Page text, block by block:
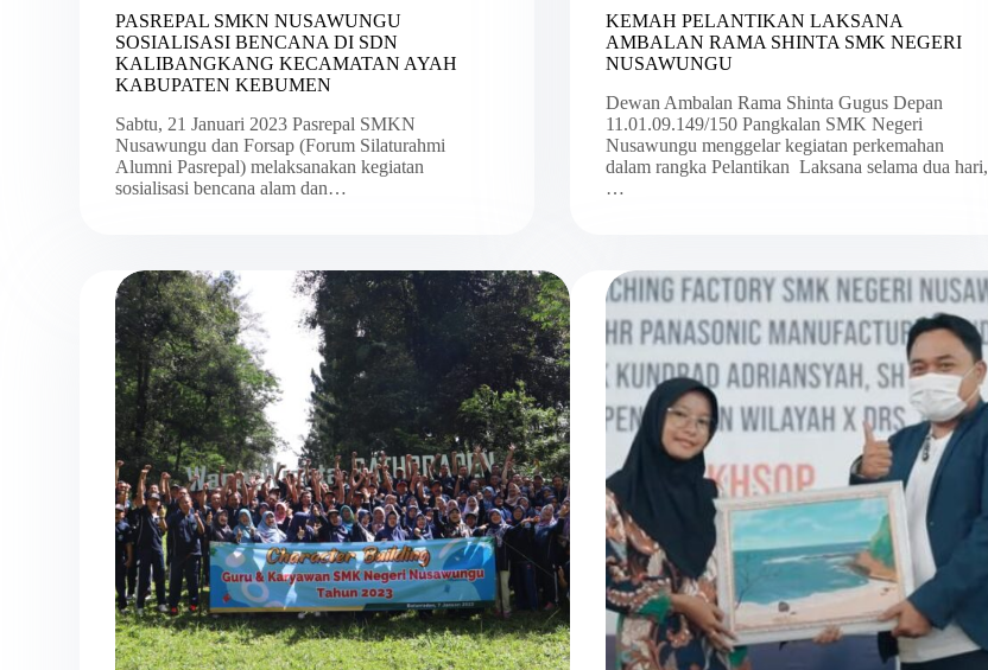
PASREPAL SMKN NUSAWUNGU
SOSIALISASI BENCANA DI SDN
KALIBANGKANG KECAMATAN AYAH
KABUPATEN KEBUMEN
Sabtu, 21 Januari 2023 Pasrepal SMKN
Nusawungu dan Forsap (Forum Silaturahmi
Alumni Pasrepal) melaksanakan kegiatan
sosialisasi bencana alam dan…
KEMAH PELANTIKAN LAKSANA
AMBALAN RAMA SHINTA SMK NEGERI
NUSAWUNGU
Dewan Ambalan Rama Shinta Gugus Depan
11.01.09.149/150 Pangkalan SMK Negeri
Nusawungu menggelar kegiatan perkemahan
dalam rangka Pelantikan Laksana selama dua hari,
…